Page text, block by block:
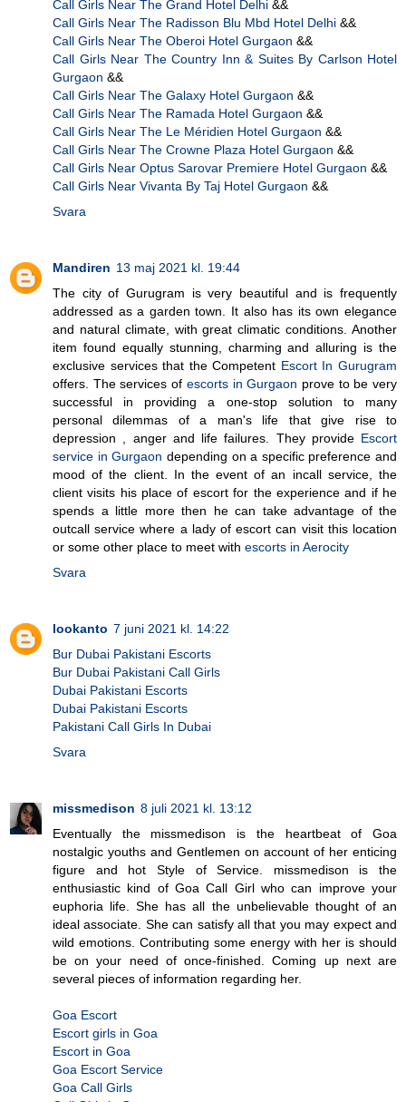
Call Girls Near The Grand Hotel Delhi &&
Call Girls Near The Radisson Blu Mbd Hotel Delhi &&
Call Girls Near The Oberoi Hotel Gurgaon &&
Call Girls Near The Country Inn & Suites By Carlson Hotel
Gurgaon &&
Call Girls Near The Galaxy Hotel Gurgaon &&
Call Girls Near The Ramada Hotel Gurgaon &&
Call Girls Near The Le Méridien Hotel Gurgaon &&
Call Girls Near The Crowne Plaza Hotel Gurgaon &&
Call Girls Near Optus Sarovar Premiere Hotel Gurgaon &&
Call Girls Near Vivanta By Taj Hotel Gurgaon &&
Svara
Mandiren 13 maj 2021 kl. 19:44
The city of Gurugram is very beautiful and is frequently
addressed as a garden town. It also has its own elegance
and natural climate, with great climatic conditions. Another
item found equally stunning, charming and alluring is the
exclusive services that the Competent Escort In Gurugram
offers. The services of escorts in Gurgaon prove to be very
successful in providing a one-stop solution to many
personal dilemmas of a man's life that give rise to
depression , anger and life failures. They provide Escort
service in Gurgaon depending on a specific preference and
mood of the client. In the event of an incall service, the
client visits his place of escort for the experience and if he
spends a little more then he can take advantage of the
outcall service where a lady of escort can visit this location
or some other place to meet with escorts in Aerocity
Svara
lookanto 7 juni 2021 kl. 14:22
Bur Dubai Pakistani Escorts
Bur Dubai Pakistani Call Girls
Dubai Pakistani Escorts
Dubai Pakistani Escorts
Pakistani Call Girls In Dubai
Svara
missmedison 8 juli 2021 kl. 13:12
Eventually the missmedison is the heartbeat of Goa
nostalgic youths and Gentlemen on account of her enticing
figure and hot Style of Service. missmedison is the
enthusiastic kind of Goa Call Girl who can improve your
euphoria life. She has all the unbelievable thought of an
ideal associate. She can satisfy all that you may expect and
wild emotions. Contributing some energy with her is should
be on your need of once-finished. Coming up next are
several pieces of information regarding her.
Goa Escort
Escort girls in Goa
Escort in Goa
Goa Escort Service
Goa Call Girls